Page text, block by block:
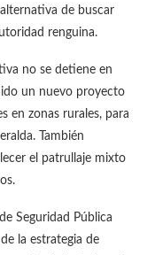
de buscar
renguina.
no se detiene en
un nuevo proyecto
en zonas rurales, para
También
el patrullaje mixto
Seguridad Pública
la estrategia de